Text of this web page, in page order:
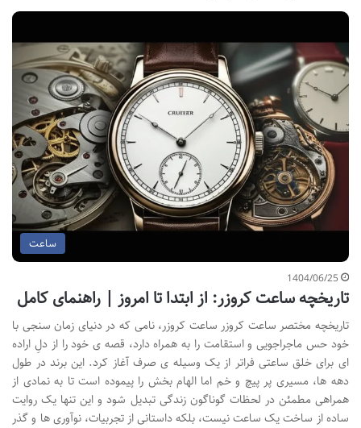
ساعت
1404/06/25
تاریخچه ساعت کروزر: از ابتدا تا امروز | راهنمای کامل
تاریخچه مختصر ساعت کروزر ساعت کروزر، نامی که در دنیای زمان سنجی با
خود حس ماجراجویی و استقامت را به همراه دارد، قصه ی خود را از دلِ اراده
ای برای خلق ساعتی فراتر از یک وسیله ی صرف آغاز کرد. این برند در طول
دهه ها، مسیری پر پیچ و خم اما الهام بخش را پیموده است تا به نمادی از
همراهی مطمئن در لحظات گوناگون زندگی تبدیل شود و این تنها یک روایت
ساده از ساخت یک ساعت نیست، بلکه داستانی از تجربیات، نوآوری ها و گذر